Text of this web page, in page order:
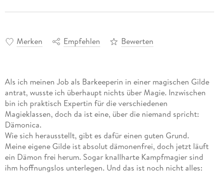
Merken Empfehlen Bewerten
Als ich meinen Job als Barkeeperin in einer magischen Gilde
antrat, wusste ich überhaupt nichts über Magie. Inzwischen
bin ich praktisch Expertin für die verschiedenen
Magieklassen, doch da ist eine, über die niemand spricht:
Dämonica.
Wie sich herausstellt, gibt es dafür einen guten Grund.
Meine eigene Gilde ist absolut dämonenfrei, doch jetzt läuft
ein Dämon frei herum. Sogar knallharte Kampfmagier sind
ihm hoffnungslos unterlegen. Und das ist noch nicht alles: